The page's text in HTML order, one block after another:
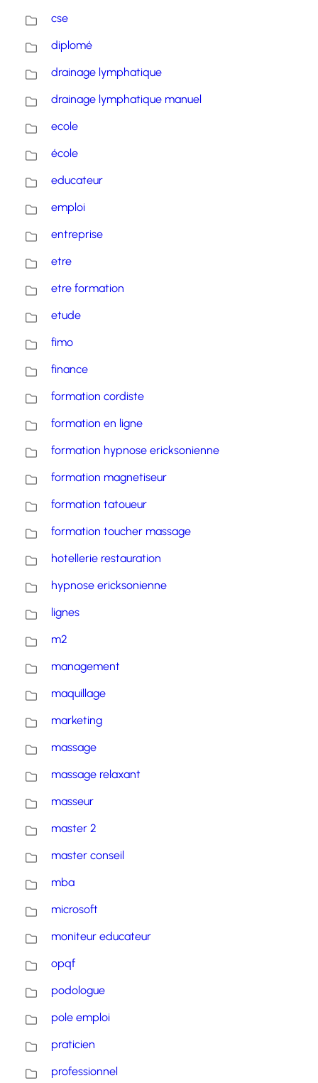
cse
diplomé
drainage lymphatique
drainage lymphatique manuel
ecole
école
educateur
emploi
entreprise
etre
etre formation
etude
fimo
finance
formation cordiste
formation en ligne
formation hypnose ericksonienne
formation magnetiseur
formation tatoueur
formation toucher massage
hotellerie restauration
hypnose ericksonienne
lignes
m2
management
maquillage
marketing
massage
massage relaxant
masseur
master 2
master conseil
mba
microsoft
moniteur educateur
opqf
podologue
pole emploi
praticien
professionnel